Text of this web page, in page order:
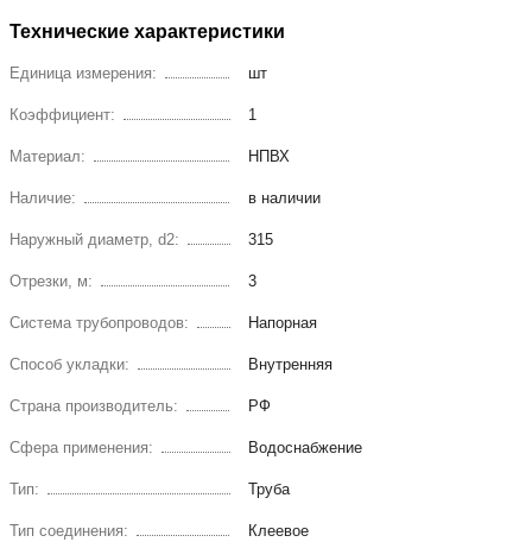
Технические характеристики
Единица измерения: шт
Коэффициент: 1
Материал: НПВХ
Наличие: в наличии
Наружный диаметр, d2: 315
Отрезки, м: 3
Система трубопроводов: Напорная
Способ укладки: Внутренняя
Страна производитель: РФ
Сфера применения: Водоснабжение
Тип: Труба
Тип соединения: Клеевое